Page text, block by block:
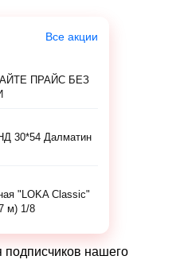
Все акции
ПРАЙС БЕЗ
30*54 Далматин
"LOKA Classic"
м) 1/8
подписчиков нашего